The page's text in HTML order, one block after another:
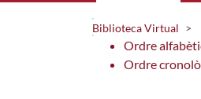
Biblioteca Virtual
Ordre
Ordre